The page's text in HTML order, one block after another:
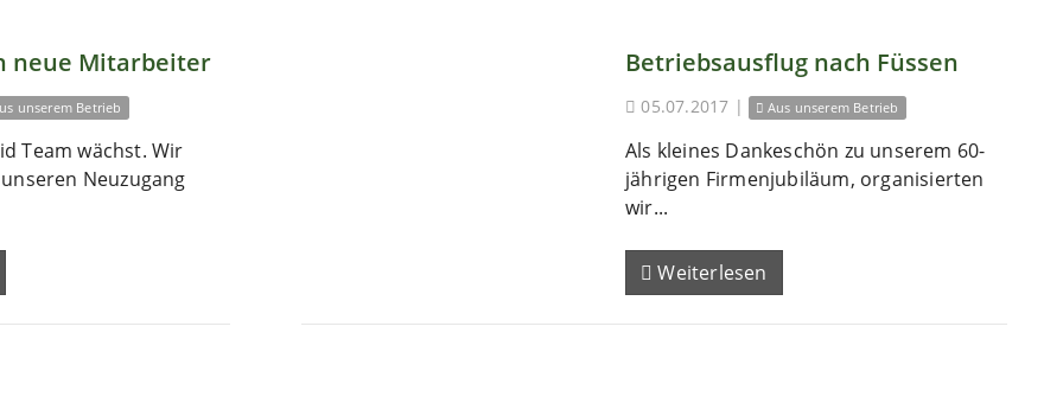
neue Mitarbeiter
unserem Betrieb
Team wächst. Wir
Neuzugang
Betriebsausflug nach Füssen
05.07.2017 | Aus unserem Betrieb
Als kleines Dankeschön zu unserem 60-
jährigen Firmenjubiläum, organisierten
wir...
Weiterlesen